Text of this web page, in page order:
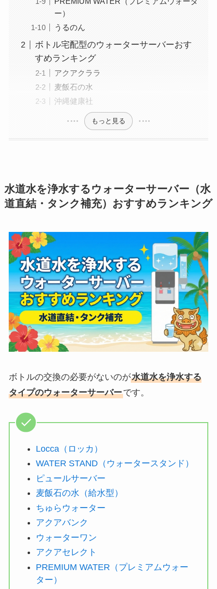
ー）
うるのん
ボトル宅配型のウォーターサーバーおす
すめランキング
アクアクララ
麦飯石の水
沖縄健康社
もっと見る
水道水を浄水するウォーターサーバー（水
道直結・タンク補充）おすすめランキング
ボトルの交換の必要がないのが水道水を浄水する
タイプのウォーターサーバーです。
Locca（ロッカ）
WATER STAND（ウォータースタンド）
ピュールサーバー
麦飯石の水（給水型）
ちゅらウォーター
アクアバンク
ウォーターワン
アクアセレクト
PREMIUM WATER（プレミアムウォー
ター）